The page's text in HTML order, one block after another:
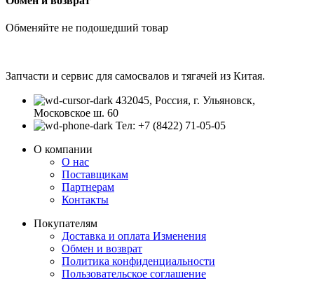
Обменяйте не подошедший товар
Запчасти и сервис для самосвалов и тягачей из Китая.
432045, Россия, г. Ульяновск,
Московское ш. 60
Тел: +7 (8422) 71-05-05
О компании
О нас
Поставщикам
Партнерам
Контакты
Покупателям
Доставка и оплата Изменения
Обмен и возврат
Политика конфиденциальности
Пользовательское соглашение